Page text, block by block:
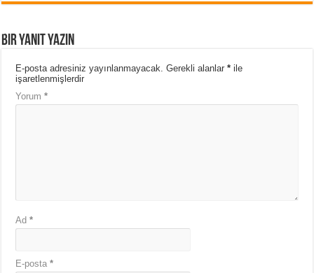
Bir yanıt yazın
E-posta adresiniz yayınlanmayacak. Gerekli alanlar* ile
işaretlenmişlerdir
Yorum*
Ad*
E-posta*